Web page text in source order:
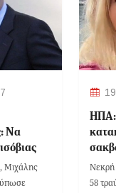
Να
χρόνου
Μιχάλης
ΗΠΑ:
Νεκρή
58